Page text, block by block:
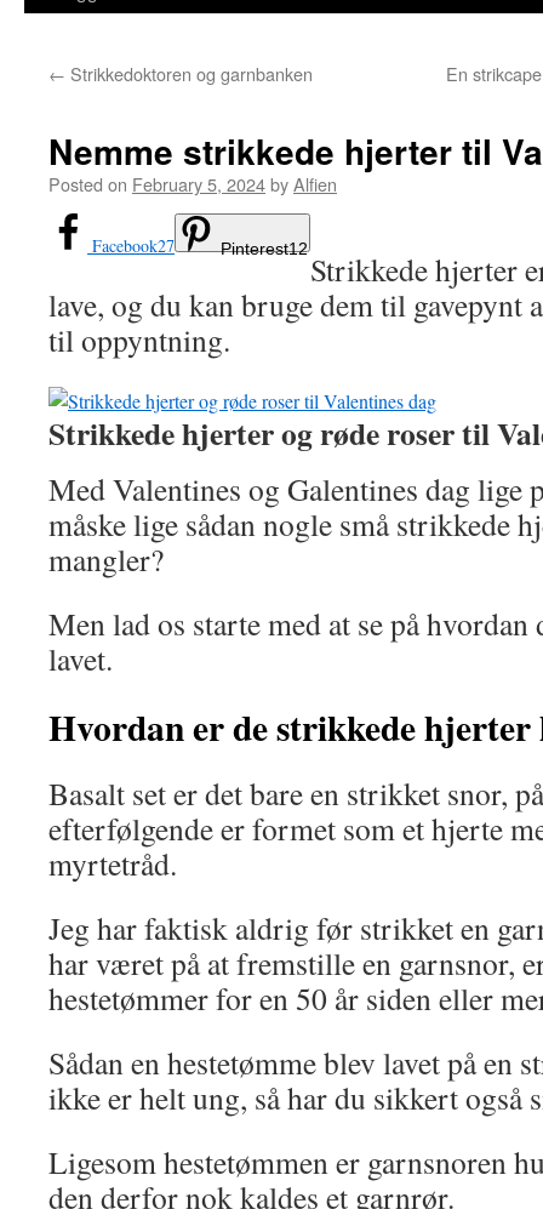
← Strikkedoktoren og garnbanken En
Nemme strikkede hjerter til
Posted on February 5, 2024byAlfien
Facebook27 Pinterest12Strikkede hjerter
lave, og du kan bruge dem til gavepynt
til oppyntning.
Strikkede hjerter og røde roser til
Med Valentines og Galentines dag lige
måske lige sådan nogle små strikkede
mangler?
Men lad os starte med at se på
lavet.
Hvordan er de strikkede hjerter
Basalt set er det bare en strikket snor,
efterfølgende er formet som et hjerte
myrtetråd.
Jeg har faktisk aldrig før strikket en
har været på at fremstille en garnsnor,
hestetømmer for en 50 år siden eller
Sådan en hestetømme blev lavet på en
ikke er helt ung, så har du sikkert også
Ligesom hestetømmen er garnsnoren
den derfor nok kaldes et garnrør.